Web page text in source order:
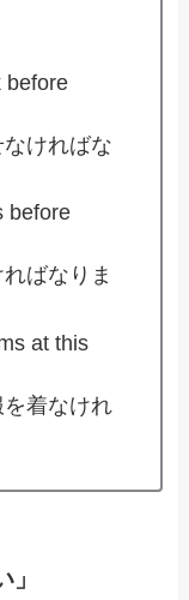
before
なければな
before
ばなりま
at this
を着なけれ